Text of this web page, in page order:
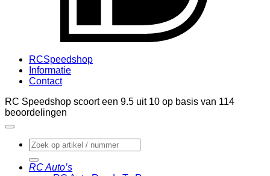
RCSpeedshop
Informatie
Contact
RC Speedshop scoort een 9.5 uit 10 op basis van 114
beoordelingen
Zoeken
naar:
RC Auto’s